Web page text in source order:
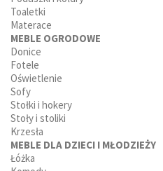
Toaletki
Materace
MEBLE OGRODOWE
Donice
Fotele
Oświetlenie
Sofy
Stołki i hokery
Stoły i stoliki
Krzesła
MEBLE DLA DZIECI I MŁODZIEŻY
Łóżka